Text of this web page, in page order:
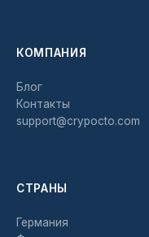
КОМПАНИЯ
Блог
Контакты
support@crypocto.com
СТРАНЫ
Германия